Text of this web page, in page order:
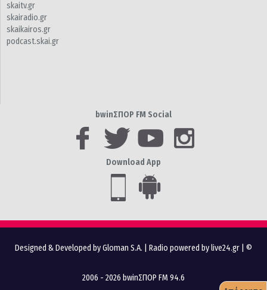
skaitv.gr
skairadio.gr
skaikairos.gr
podcast.skai.gr
bwinΣΠΟΡ FM Social
Download App
Designed & Developed by Gloman S.A. Radio powered by live24.gr | ©
2006 - 2026 bwinΣΠΟΡ FM 94.6